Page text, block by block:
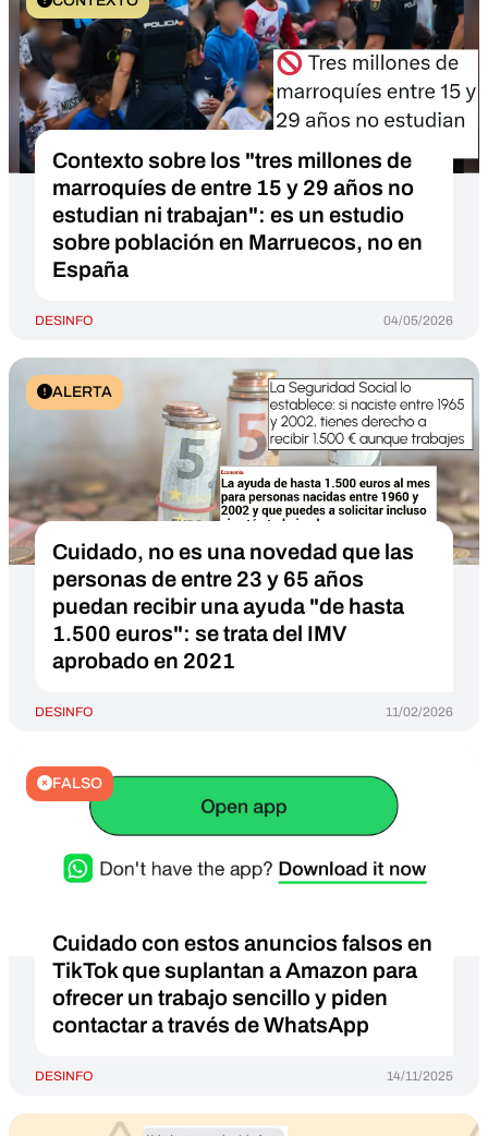
Contexto sobre los "tres millones de
marroquíes de entre 15 y 29 años no
estudian ni trabajan": es un estudio
sobre población en Marruecos, no en
España
DESINFO 04/05/2026
ALERTA
Cuidado, no es una novedad que las
personas de entre 23 y 65 años
puedan recibir una ayuda "de hasta
1.500 euros": se trata del IMV
aprobado en 2021
DESINFO 11/02/2026
FALSO
Cuidado con estos anuncios falsos en
TikTok que suplantan a Amazon para
ofrecer un trabajo sencillo y piden
contactar a través de WhatsApp
DESINFO 14/11/2025